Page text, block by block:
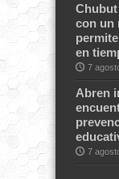
con un
en
7
Abren
7